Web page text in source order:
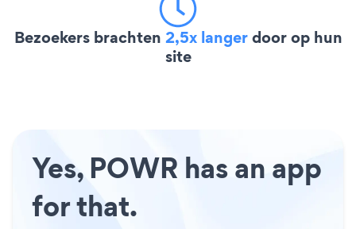
Bezoekers brachten 2,5x langerdoor op hun
site
Yes, POWR has an app
for that.